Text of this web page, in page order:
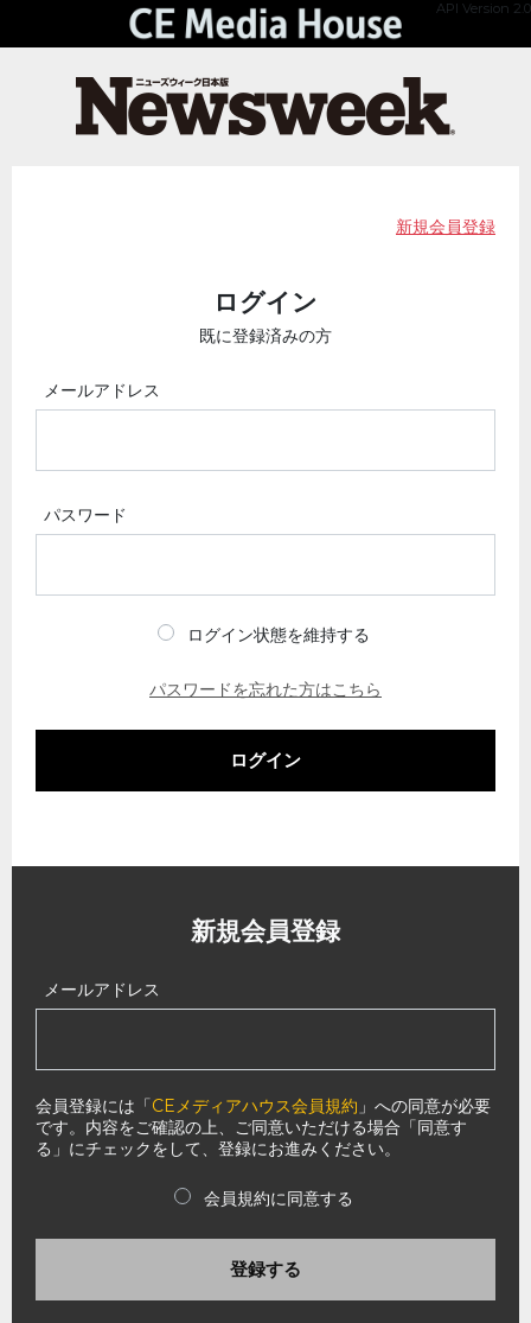
API Version 2.0
新規会員登録
ログイン
既に登録済みの方
メールアドレス
パスワード
ログイン状態を維持する
パスワードを忘れた方はこちら
ログイン
新規会員登録
メールアドレス
会員登録には「CEメディアハウス会員規約 」への同意が必要
です。内容をご確認の上、ご同意いただける場合「同意す
る」にチェックをして、登録にお進みください。
会員規約に同意する
登録する